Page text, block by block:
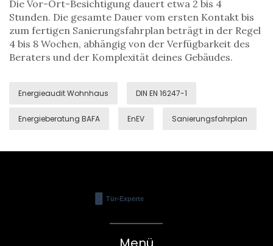
Die Vor-Ort-Besichtigung dauert etwa 2 bis 4
Stunden. Die gesamte Dauer vom ersten Kontakt bis
zum fertigen Sanierungsfahrplan beträgt in der Regel
4 bis 8 Wochen, abhängig von der Verfügbarkeit des
Beraters und der Komplexität deines Gebäudes.
Energieaudit Wohnhaus DIN EN 16247-1
Energieberatung BAFA EnEV Sanierungsfahrplan